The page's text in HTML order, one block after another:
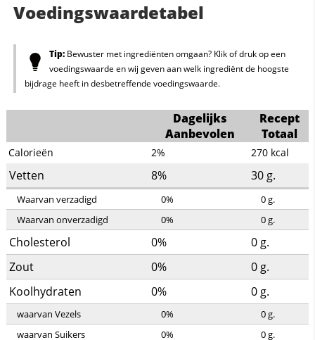
Voedingswaardetabel
Tip:Bewuster met ingrediënten omgaan? Klik of druk op een
voedingswaarde en wij geven aan welk ingrediënt de hoogste
bijdrage heeft in desbetreffende voedingswaarde.
Dagelijks
Aanbevolen
Recept
Totaal
Calorieën 2% 270 kcal
Vetten 8% 30g.
Waarvan verzadigd 0% 0g.
Waarvan onverzadigd
0% 0g.
Cholesterol 0% 0g.
Zout
0% 0g.
Koolhydraten
0% 0g.
waarvan Vezels 0% 0g.
waarvan Suikers
0% 0g.